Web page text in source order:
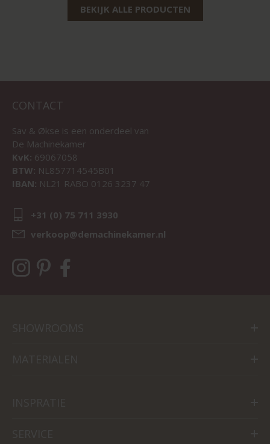
BEKIJK ALLE PRODUCTEN
CONTACT
Sav & Økse is een onderdeel van
De Machinekamer
KvK: 69067058
BTW: NL857714545B01
IBAN: NL21 RABO 0126 3237 47
+31 (0) 75 711 3930
verkoop@demachinekamer.nl